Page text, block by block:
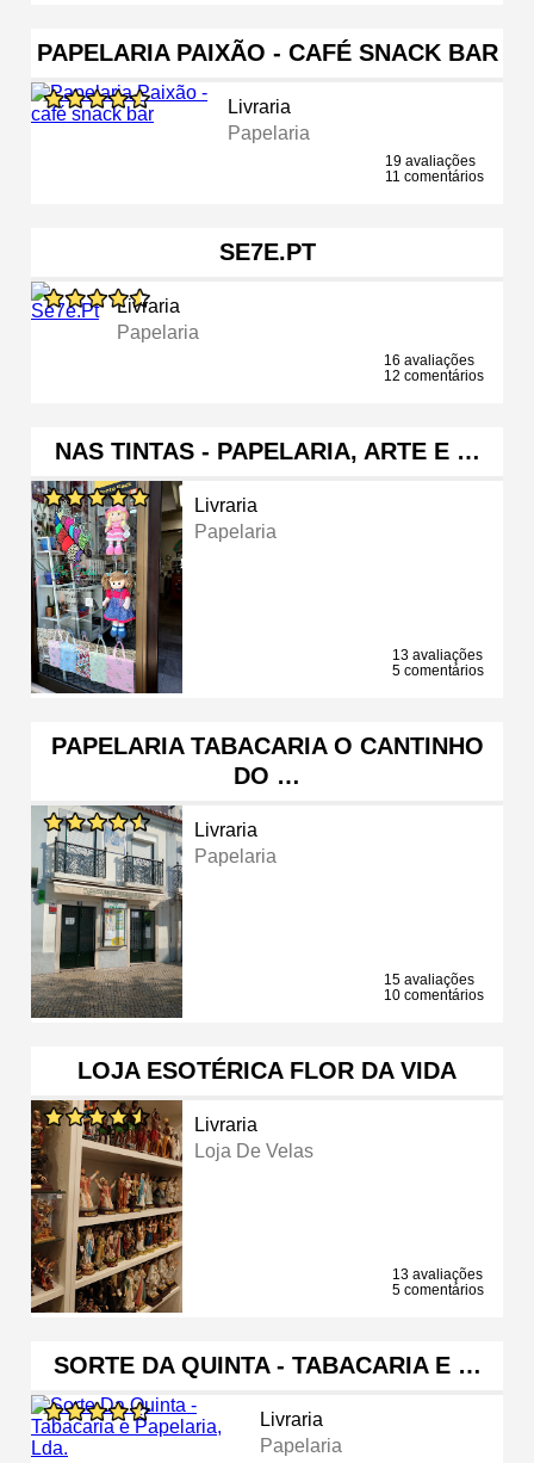
PAPELARIA PAIXÃO - CAFÉ SNACK BAR
Livraria
Papelaria
19 avaliações
11 comentários
SE7E.PT
Livraria
Papelaria
16 avaliações
12 comentários
NAS TINTAS - PAPELARIA, ARTE E …
Livraria
Papelaria
13 avaliações
5 comentários
PAPELARIA TABACARIA O CANTINHO
DO …
Livraria
Papelaria
15 avaliações
10 comentários
LOJA ESOTÉRICA FLOR DA VIDA
Livraria
Loja De Velas
13 avaliações
5 comentários
SORTE DA QUINTA - TABACARIA E …
Livraria
Papelaria